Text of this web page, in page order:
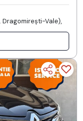
Dragomireşti-Vale),